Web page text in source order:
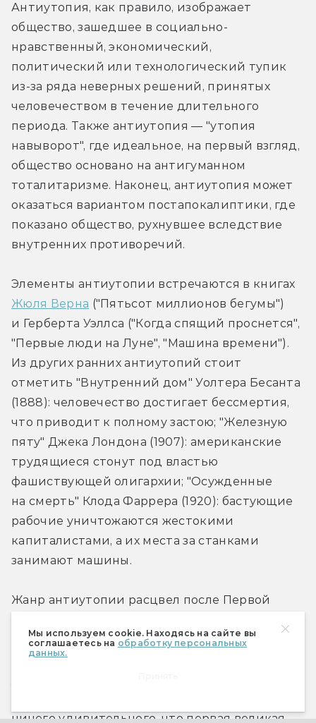
Мы используем cookie. Находясь на сайте вы
соглашаетесь на обработку персональных
данных.
Антиутопия, как правило, изображает
общество, зашедшее в социально-
нравственный, экономический,
политический или технологический тупик
из-за ряда неверных решений, принятых
человечеством в течение длительного
периода. Также антиутопия — "утопия
навыворот", где идеальное, на первый взгляд,
общество основано на антигуманном
тоталитаризме. Наконец, антиутопия может
оказаться вариантом постапокалиптики, где
показано общество, рухнувшее вследствие
внутренних противоречий.
Жюля Верна ("Пятьсот миллионов бегумы")
и Герберта Уэллса ("Когда спящий проснется",
"Первые люди на Луне", "Машина времени").
Из других ранних антиутопий стоит
отметить "Внутренний дом" Уолтера Бесанта
(1888): человечество достигает бессмертия,
что приводит к полному застою; "Железную
пяту" Джека Лондона (1907): американские
трудящиеся стонут под властью
фашиствующей олигархии; "Осужденные
на смерть" Клода Фаррера (1920): бастующие
рабочие уничтожаются жестокими
капиталистами, а их места за станками
занимают машины.
Жанр антиутопии расцвел после Первой
революционных преобразований в некоторых
странах попытались воплотить в реальность
ничего удивительного, что первая великая